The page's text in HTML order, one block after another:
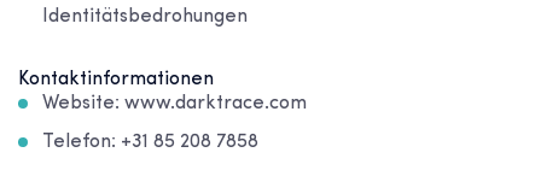
Identitätsbedrohungen
Kontaktinformationen
Website: www.darktrace.com
Telefon: +31 85 208 7858